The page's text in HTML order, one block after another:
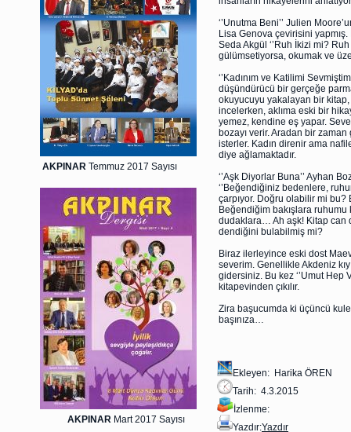
AKPINAR Temmuz 2017 Sayısı
AKPINAR Mart 2017 Sayısı
‘’Unutma Beni’’ Julien
Lisa Genova çevirisini
Seda Akgül ‘’Ruh İkizi mi?
gülümsetiyorsa, okumak ve
‘’Kadınım ve Katilimi
düşündürücü bir gerçeğe
okuyucuyu yakalayan bir kitap,
incelerken, aklıma eski bir
yemez, kendine eş yapar.
bozayı verir. Aradan bir zaman
isterler. Kadın direnir ama
diye ağlamaktadır.
‘’Aşk Diyorlar Buna’’ Ayhan
‘’Beğendiğiniz bedenlere,
çarpıyor. Doğru olabilir mi bu?
Beğendiğim bakışlara
dudaklara… Ah aşk! Kitap can
dendiğini bulabilmiş mi?
Biraz ilerleyince eski dost
severim. Genellikle Akdeniz
gidersiniz. Bu kez ‘’Umut Hep
kitapevinden çıkılır.
Zira başucumda ki üçüncü
başınıza…
Ekleyen: Harika ÖREN
Tarih: 4.3.2015
İzlenme:
Yazdır:Yazdır